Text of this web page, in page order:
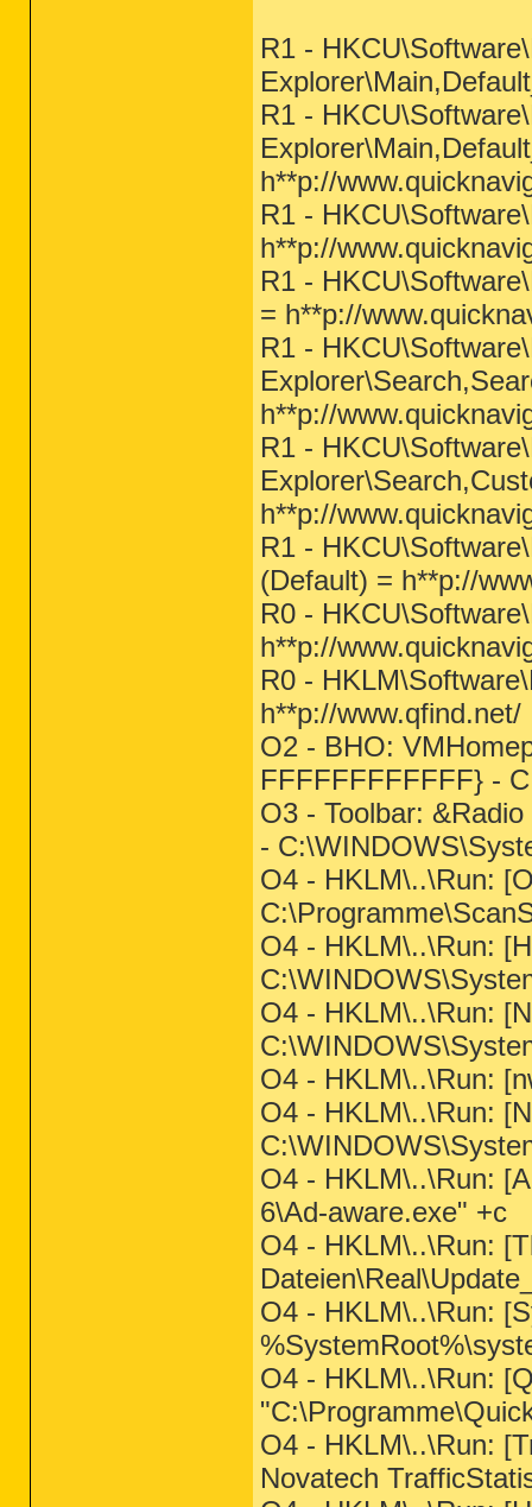
R1 -
R1 -
h**p://
R1 -
h**p://
R1 -
= h**p://
R1 -
h**p://
R1 -
h**p://
R1 -
(Default) = h**p://
R0 -
h**p://
R0 -
h**p://www.qfind.net/
O2 - BHO:
FFFFFFFFFFFF} -
O3 - Toolbar:
-
O4 - HKLM\..\Run:
O4 - HKLM\..\Run:
O4 - HKLM\..\Run:
O4 - HKLM\..\Run:
O4 - HKLM\..\Run:
O4 - HKLM\..\Run:
6\Ad-aware.exe" +c
O4 - HKLM\..\Run:
O4 - HKLM\..\Run:
O4 - HKLM\..\Run:
O4 - HKLM\..\Run:
Novatech